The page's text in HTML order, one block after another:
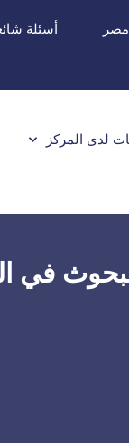
أسئلة
لدى المركز